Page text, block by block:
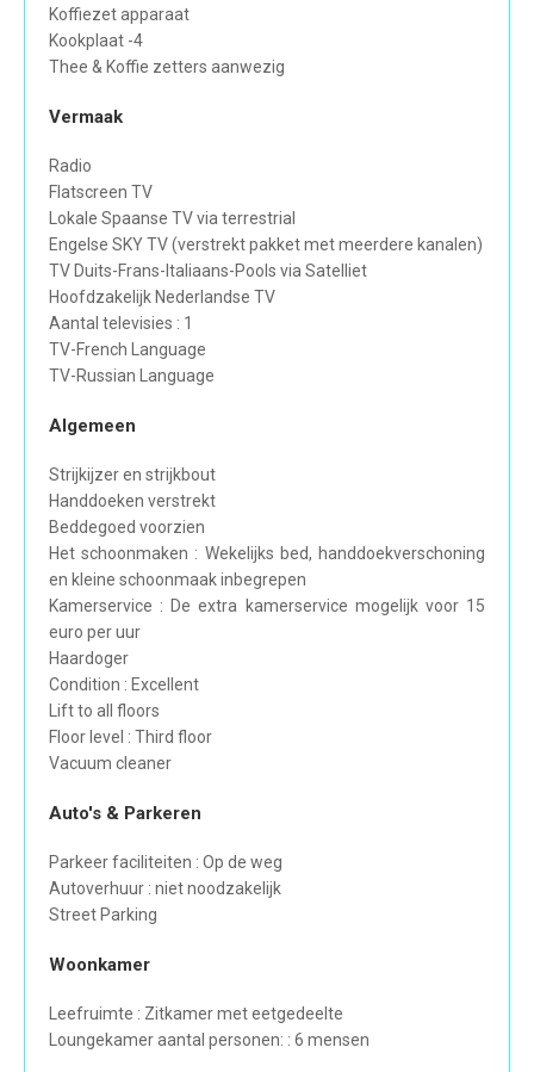
Koffiezet apparaat
Kookplaat -4
Thee & Koffie zetters aanwezig
Vermaak
Radio
Flatscreen TV
Lokale Spaanse TV via terrestrial
Engelse SKY TV (verstrekt pakket met meerdere kanalen)
TV Duits-Frans-Italiaans-Pools via Satelliet
Hoofdzakelijk Nederlandse TV
Aantal televisies : 1
TV-French Language
TV-Russian Language
Algemeen
Strijkijzer en strijkbout
Handdoeken verstrekt
Beddegoed voorzien
Het schoonmaken : Wekelijks bed, handdoekverschoning
en kleine schoonmaak inbegrepen
Kamerservice : De extra kamerservice mogelijk voor 15
euro per uur
Haardoger
Condition : Excellent
Lift to all floors
Floor level : Third floor
Vacuum cleaner
Auto's & Parkeren
Parkeer faciliteiten : Op de weg
Autoverhuur : niet noodzakelijk
Street Parking
Woonkamer
Leefruimte : Zitkamer met eetgedeelte
Loungekamer aantal personen: : 6 mensen